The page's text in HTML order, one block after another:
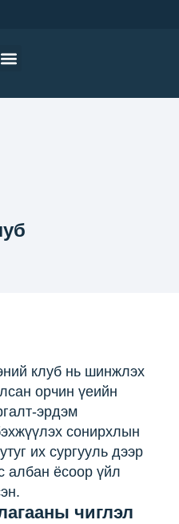
клуб нь шинжлэх
орчин үеийн
эрдэм
сонирхлын
их сургууль дээр
албан ёсоор үйл
чиглэл